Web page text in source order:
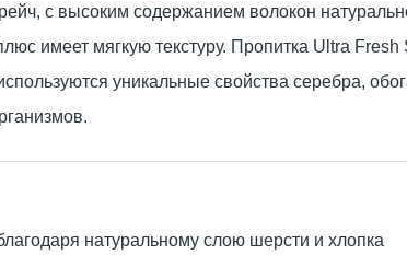
с высоким содержанием волокон
имеет мягкую текстуру. Пропитка Ultra
уникальные свойства серебра,
натуральному слою шерсти и хлопка